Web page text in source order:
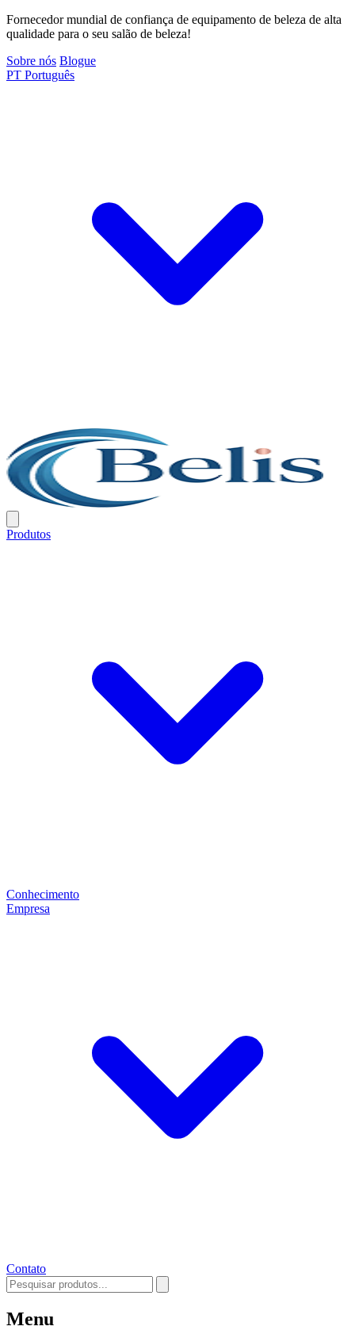
Fornecedor mundial de confiança de equipamento de beleza de alta
qualidade para o seu salão de beleza!
Sobre nós Blogue
PT Português
Produtos
Conhecimento
Empresa
Contato
Menu